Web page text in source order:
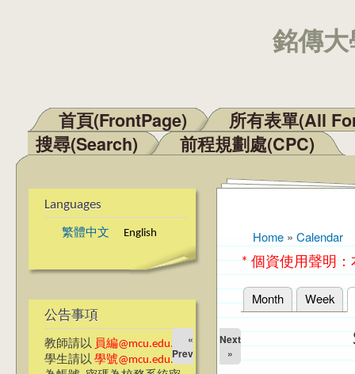
銘傳
Main menu
首頁(FrontPage)
所有表單(All
搜尋(Search)
前程規劃處(CPC)
Languages
繁體中文 English
公告事項
教師請以 員編@mcu.edu.tw
學生請以 學號@mcu.edu.tw
You are here
Home » Calendar
* 個資使用聲明
Primary tabs
Month Week
«
Prev
Next
»